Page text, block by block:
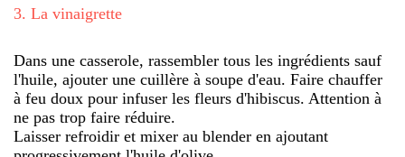
3. La vinaigrette
Dans une casserole, rassembler tous les ingrédients sauf
l'huile, ajouter une cuillère à soupe d'eau. Faire chauffer
à feu doux pour infuser les fleurs d'hibiscus. Attention à
ne pas trop faire réduire.
Laisser refroidir et mixer au blender en ajoutant